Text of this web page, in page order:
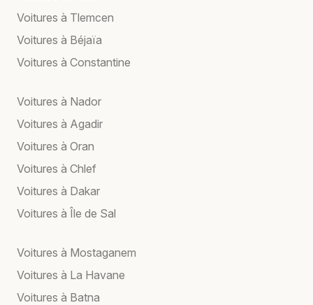
Voitures à Tlemcen
Voitures à Béjaïa
Voitures à Constantine
Voitures à Nador
Voitures à Agadir
Voitures à Oran
Voitures à Chlef
Voitures à Dakar
Voitures à Île de Sal
Voitures à Mostaganem
Voitures à La Havane
Voitures à Batna